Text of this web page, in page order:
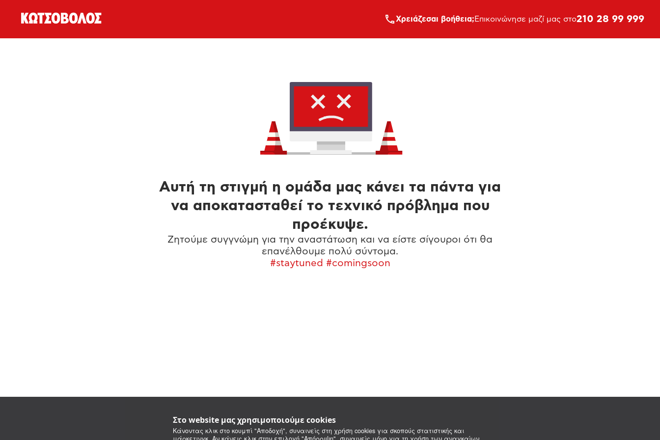
Στο website μας χρησιμοποιούμε cookies
Κάνοντας κλικ στο κουμπί "Αποδοχή", συναινείς στη χρήση cookies για σκοπούς στατιστικής και
Xρειάζεσαι βοήθεια; Επικοινώνησε μαζί μας στο210 28 99 999
Αυτή τη στιγμή η ομάδα μας κάνει τα πάντα για
να αποκατασταθεί το τεχνικό πρόβλημα που
προέκυψε.
Ζητούμε συγγνώμη για την αναστάτωση και να είστε σίγουροι ότι θα
επανέλθουμε πολύ σύντομα.
#staytuned #comingsoon